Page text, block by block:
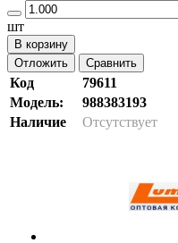
шт
В корзину
Отложить
Сравнить
Код
79611
Модель:
988383193
Наличие
Отсутствует